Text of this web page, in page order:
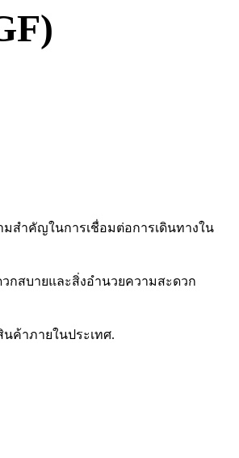
สำคัญในการเชื่อมต่อการเดินทางใน
กสบายและสิ่งอำนวยความสะดวก
ค้าภายในประเทศ.